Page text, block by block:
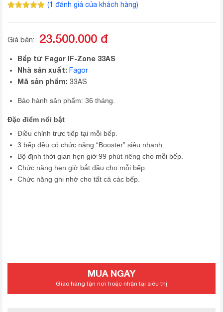
(1 đánh giá của khách hàng)
Giá bán: 23.500.000 đ
Bếp từ Fagor IF-Zone 33AS
Nhà sản xuất: Fagor
Mã sản phẩm: 33AS
Bảo hành sản phẩm: 36 tháng.
Đặc điểm nổi bật
Ðiều chỉnh trực tiếp tại mỗi bếp.
3 bếp đều có chức năng “Booster” siêu nhanh.
Bộ định thời gian hẹn giờ 99 phút riêng cho mỗi bếp.
Chức năng hẹn giờ bắt đầu cho mỗi bếp.
Chức năng ghi nhớ cho tất cả các bếp.
MUA NGAY
Giao hàng tận nơi hoặc nhận tại siêu thị